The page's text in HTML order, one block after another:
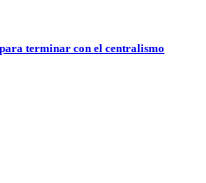
terminar con el centralismo